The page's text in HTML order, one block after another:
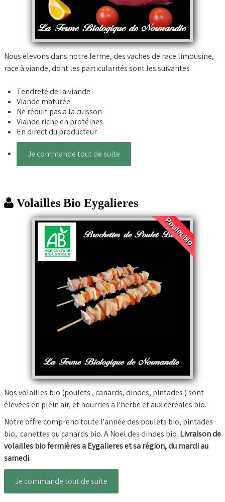
Nous élevons dans notre ferme, des vaches de race limousine,
race à viande, dont les particularités sont les suivantes
Tendreté de la viande
Viande maturée
Ne réduit pas a la cuisson
Viande riche en protéines
En direct du producteur
Je commande tout de suite
Volailles Bio Eygalieres
Poulet bio
Nos volailles bio (poulets , canards, dindes, pintades ) sont
élevées en plein air, et nourries a l'herbe et aux céréales bio.
Notre offre comprend toute l'année des poulets bio, pintades
bio, canettes ou canards bio. A Noel des dindes bio. Livraison de
volailles bio fermières a Eygalieres et sa région, du mardi au
samedi.
Je commande tout de suite